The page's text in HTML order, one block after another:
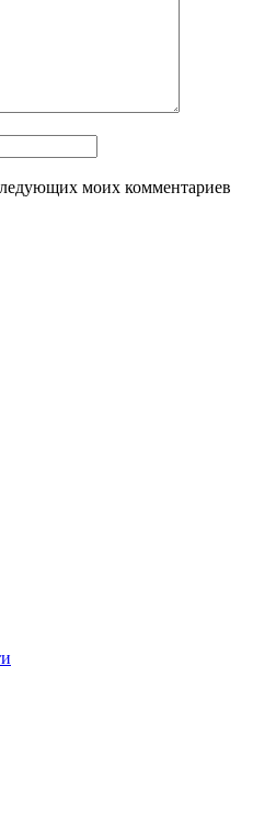
моих комментариев